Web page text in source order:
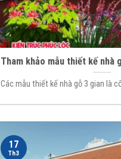
Tham khảo mẫu thiết kế nhà
Các mẫu thiết kế nhà gỗ 3 gian là
17
Th3